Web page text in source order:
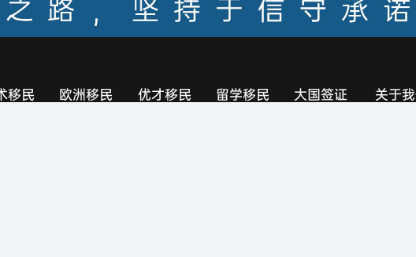
移民 欧洲移民 优才移民 留学移民 大国签证 关于